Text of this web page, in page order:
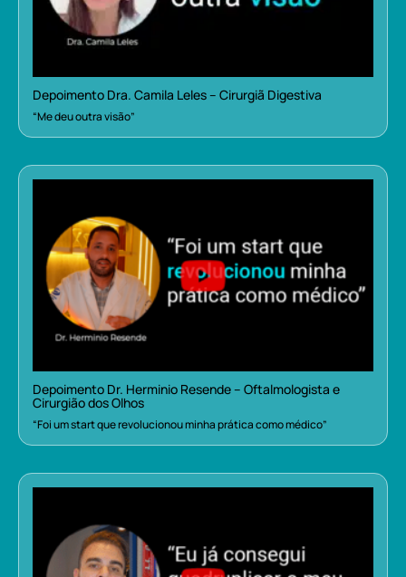
Depoimento Dra. Camila Leles – Cirurgiã Digestiva
“Me deu outra visão”
Depoimento Dr. Herminio Resende – Oftalmologista e
Cirurgião dos Olhos
“Foi um start que revolucionou minha prática como médico”